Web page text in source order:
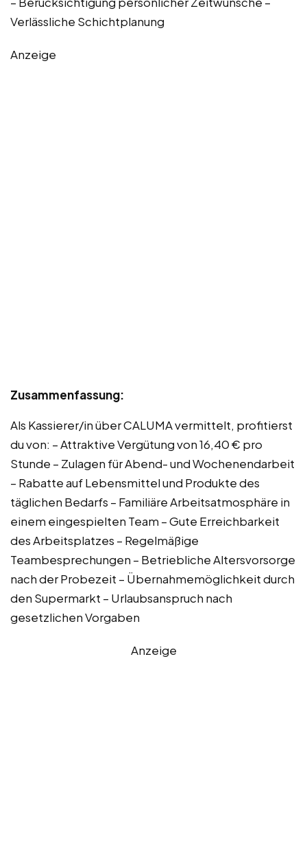
Verlässliche Schichtplanung
Anzeige
Zusammenfassung:
Als Kassierer/in über CALUMA vermittelt, profitierst
du von: – Attraktive Vergütung von 16,40 € pro
Stunde – Zulagen für Abend- und Wochenendarbeit
– Rabatte auf Lebensmittel und Produkte des
täglichen Bedarfs – Familiäre Arbeitsatmosphäre in
einem eingespielten Team – Gute Erreichbarkeit
des Arbeitsplatzes – Regelmäßige
Teambesprechungen – Betriebliche Altersvorsorge
nach der Probezeit – Übernahmemöglichkeit durch
den Supermarkt – Urlaubsanspruch nach
gesetzlichen Vorgaben
Anzeige